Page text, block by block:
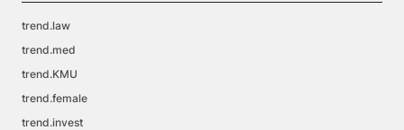
trend.law
trend.med
trend.KMU
trend.female
trend.invest